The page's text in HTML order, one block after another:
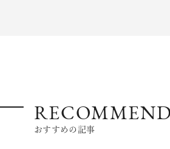
RECOMMEND
おすすめの記事